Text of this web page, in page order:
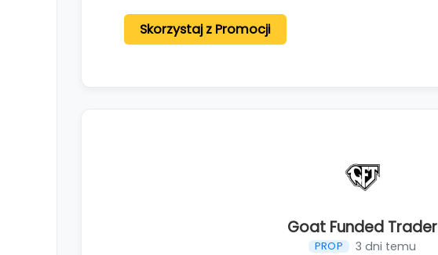
Skorzystaj z Promocji
Goat Funded Trader
PROP 3 dni temu